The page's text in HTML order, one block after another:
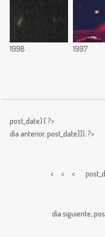
1998 1997
post_date) { ?>
día anterior,post_date))); ?>
< < <
día siguiente,